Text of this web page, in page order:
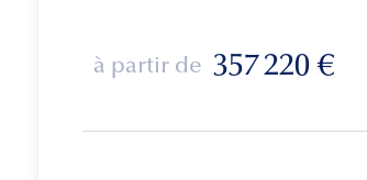
à partir de 357 220 €